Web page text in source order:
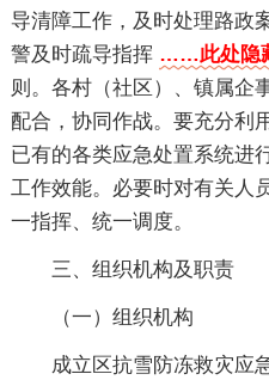
导清障工作，及时处理路政
警及时疏导指挥 ……此处隐
则。各村（社区）、镇属企
配合，协同作战。要充分利
已有的各类应急处置系统进
工作效能。必要时对有关人
一指挥、统一调度。
三、组织机构及职责
（一）组织机构
成立区抗雪防冻救灾应